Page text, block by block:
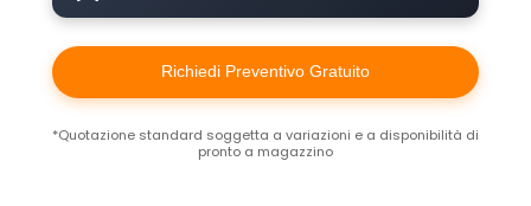
Richiedi Preventivo Gratuito
*Quotazione standard soggetta a variazioni e a disponibilità di
pronto a magazzino